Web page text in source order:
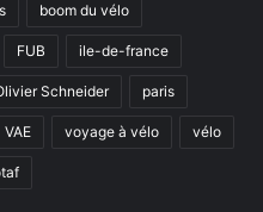
boom du vélo
FUB ile-de-france
Schneider paris
VAE voyage à vélo vélo